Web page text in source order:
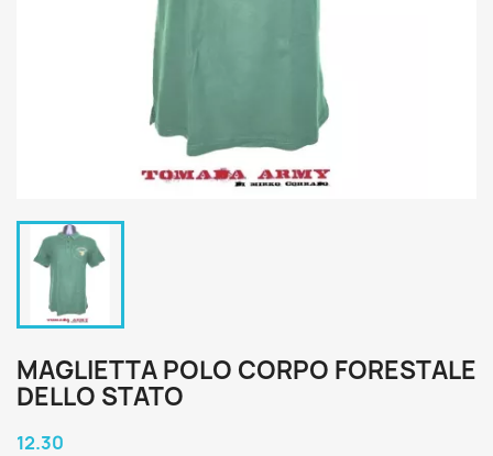
MAGLIETTA POLO CORPO FORESTALE
DELLO STATO
12.30